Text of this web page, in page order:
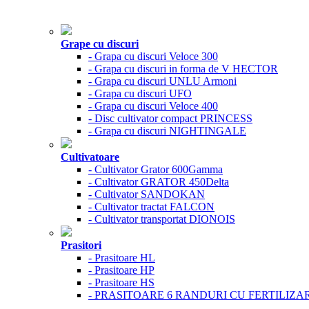
Grape cu discuri
- Grapa cu discuri Veloce 300
- Grapa cu discuri in forma de V HECTOR
- Grapa cu discuri UNLU Armoni
- Grapa cu discuri UFO
- Grapa cu discuri Veloce 400
- Disc cultivator compact PRINCESS
- Grapa cu discuri NIGHTINGALE
Cultivatoare
- Cultivator Grator 600Gamma
- Cultivator GRATOR 450Delta
- Cultivator SANDOKAN
- Cultivator tractat FALCON
- Cultivator transportat DIONOIS
Prasitori
- Prasitoare HL
- Prasitoare HP
- Prasitoare HS
- PRASITOARE 6 RANDURI CU